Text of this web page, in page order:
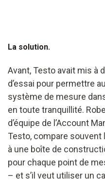
La solution.
Avant, Testo avait mis à
d’essai pour permettre
système de mesure
en toute tranquillité.
d’équipe de l’Account
Testo, compare
à une boîte de
pour chaque point de
– et s’il veut utiliser un